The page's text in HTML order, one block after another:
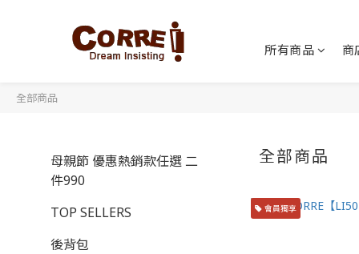
所有商品 商
全部商品
母親節 優惠熱銷款任選 二
件990
TOP SELLERS
後背包
全部商品
會員獨享